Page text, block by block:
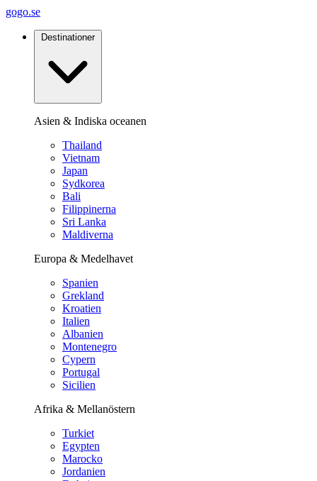
gogo.se
Destinationer
Asien & Indiska oceanen
Thailand
Vietnam
Japan
Sydkorea
Bali
Filippinerna
Sri Lanka
Maldiverna
Europa & Medelhavet
Spanien
Grekland
Kroatien
Italien
Albanien
Montenegro
Cypern
Portugal
Sicilien
Afrika & Mellanöstern
Turkiet
Egypten
Marocko
Jordanien